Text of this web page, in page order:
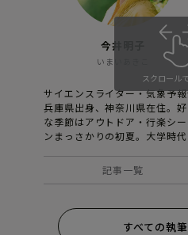
今井明子
いまいあきこ
サイエンスライター・気象予
兵庫県出身、神奈川県在住。好
な季節はアウトドア・行楽シ
ンまっさかりの初夏。大学時代
のいる池やレトロ建築をめぐっ
旅行・散歩するのが好き。
記事一覧
スクロール
すべての執